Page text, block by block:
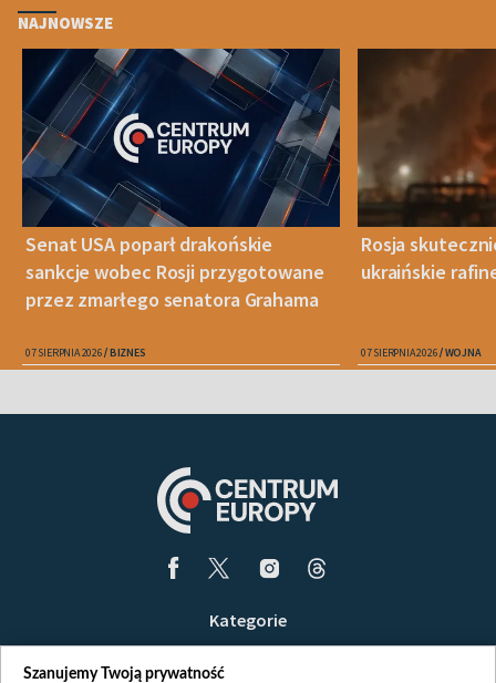
NAJNOWSZE
Senat USA poparł drakońskie
sankcje wobec Rosji przygotowane
przez zmarłego senatora Grahama
07 SIERPNIA 2026 BIZNES
Rosja
ukraińskie
07 SIERPNIA 2026 WOJNA
Kategorie
Szanujemy Twoją prywatność